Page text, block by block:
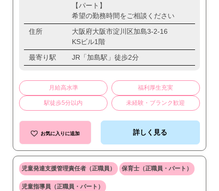
【パート】
希望の勤務時間をご相談ください
住所
大阪府大阪市淀川区加島3-2-16
KSビル1階
最寄り駅
JR「加島駅」徒歩2分
月給高水準 福利厚生充実
駅徒歩5分以内 未経験・ブランク歓迎
お気に入りに追加 詳しく見る
児童発達支援管理責任者（正職員） 保育士（正職員・パート）
児童指導員（正職員・パート）